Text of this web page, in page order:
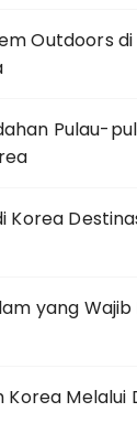
Outdoors di
Pulau-
Korea
yang Wajib
Korea Melalui